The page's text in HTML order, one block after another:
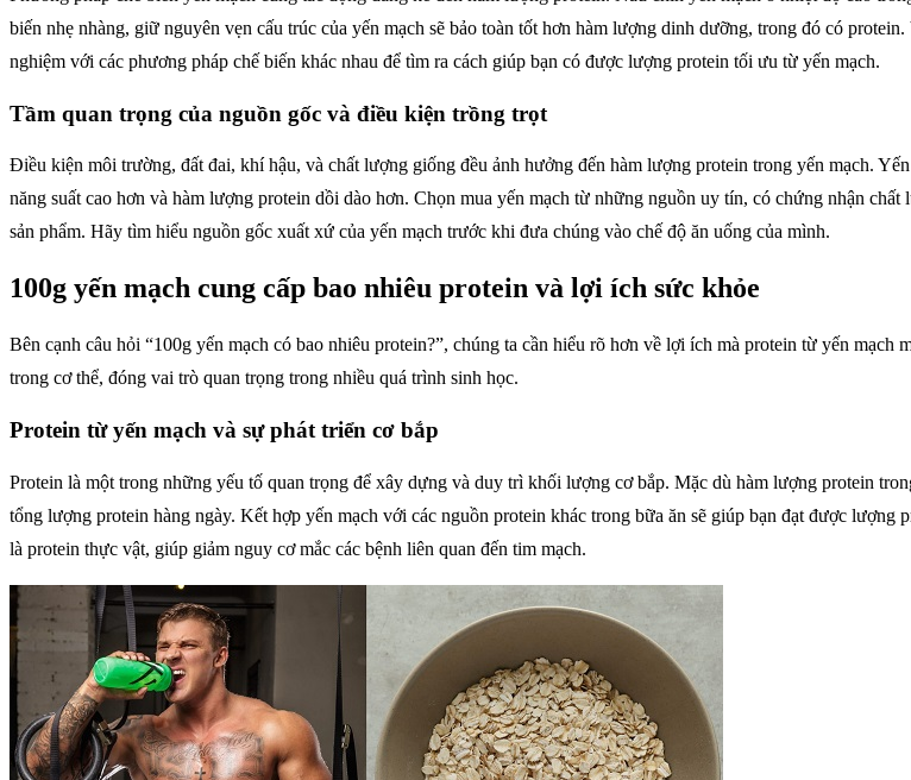
biến nhẹ nhàng, giữ nguyên vẹn cấu trúc của yến mạch sẽ bảo toàn tốt hơn hàm lượng dinh dưỡng, trong đó có
nghiệm với các phương pháp chế biến khác nhau để tìm ra cách giúp bạn có được lượng protein tối ưu từ yến mạch.
Tầm quan trọng của nguồn gốc và điều kiện trồng trọt
Điều kiện môi trường, đất đai, khí hậu, và chất lượng giống đều ảnh hưởng đến hàm lượng protein trong yến mạch.
năng suất cao hơn và hàm lượng protein dồi dào hơn. Chọn mua yến mạch từ những nguồn uy tín, có chứng nhận
sản phẩm. Hãy tìm hiểu nguồn gốc xuất xứ của yến mạch trước khi đưa chúng vào chế độ ăn uống của mình.
100g yến mạch cung cấp bao nhiêu protein và lợi ích sức khỏe
Bên cạnh câu hỏi “100g yến mạch có bao nhiêu protein?”, chúng ta cần hiểu rõ hơn về lợi ích mà protein từ yến
trong cơ thể, đóng vai trò quan trọng trong nhiều quá trình sinh học.
Protein từ yến mạch và sự phát triển cơ bắp
Protein là một trong những yếu tố quan trọng để xây dựng và duy trì khối lượng cơ bắp. Mặc dù hàm lượng protein
tổng lượng protein hàng ngày. Kết hợp yến mạch với các nguồn protein khác trong bữa ăn sẽ giúp bạn đạt được
là protein thực vật, giúp giảm nguy cơ mắc các bệnh liên quan đến tim mạch.